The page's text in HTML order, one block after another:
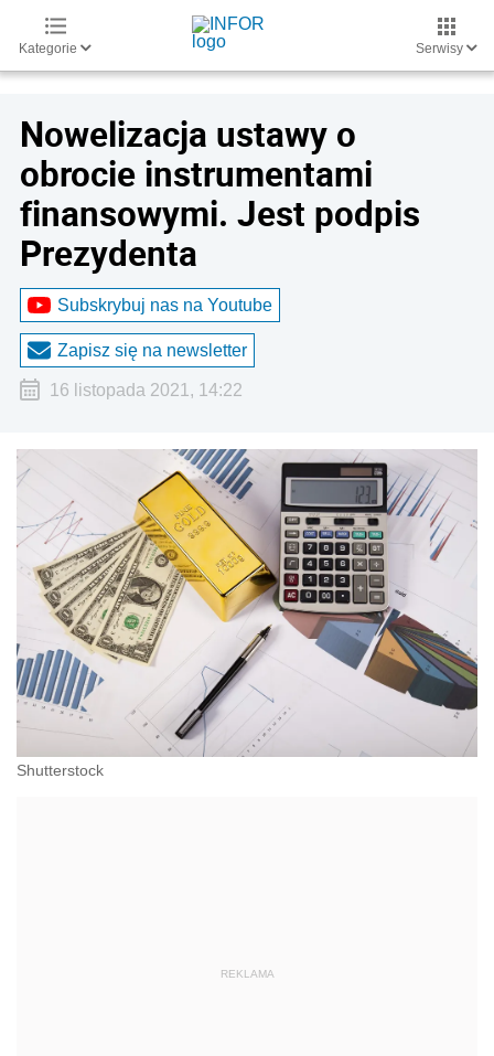
Kategorie Serwisy
Nowelizacja ustawy o
obrocie instrumentami
finansowymi. Jest podpis
Prezydenta
Subskrybuj nas na Youtube
Zapisz się na newsletter
16 listopada 2021, 14:22
Shutterstock